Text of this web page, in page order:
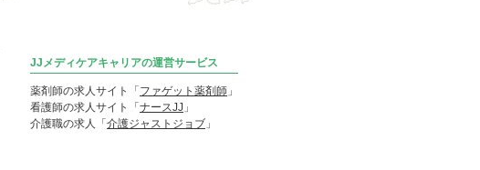
JJメディケアキャリアの運営サービス
薬剤師の求人サイト「 ファゲット薬剤師 」
看護師の求人サイト「 ナースJJ 」
介護職の求人「 介護ジャストジョブ 」